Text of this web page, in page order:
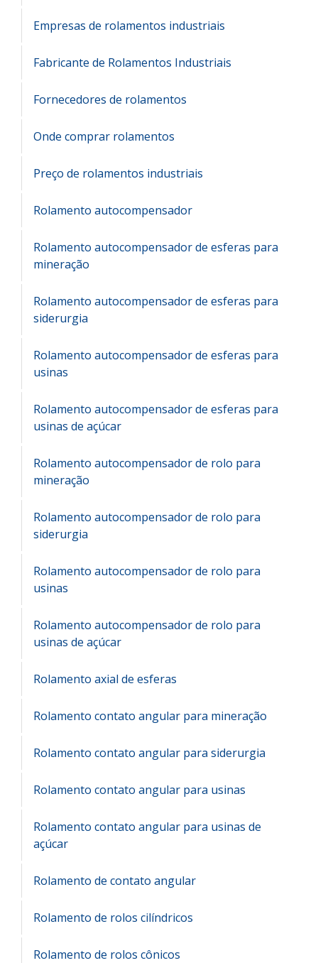
Empresas de rolamentos industriais
Fabricante de Rolamentos Industriais
Fornecedores de rolamentos
Onde comprar rolamentos
Preço de rolamentos industriais
Rolamento autocompensador
Rolamento autocompensador de esferas para
mineração
Rolamento autocompensador de esferas para
siderurgia
Rolamento autocompensador de esferas para
usinas
Rolamento autocompensador de esferas para
usinas de açúcar
Rolamento autocompensador de rolo para
mineração
Rolamento autocompensador de rolo para
siderurgia
Rolamento autocompensador de rolo para
usinas
Rolamento autocompensador de rolo para
usinas de açúcar
Rolamento axial de esferas
Rolamento contato angular para mineração
Rolamento contato angular para siderurgia
Rolamento contato angular para usinas
Rolamento contato angular para usinas de
açúcar
Rolamento de contato angular
Rolamento de rolos cilíndricos
Rolamento de rolos cônicos